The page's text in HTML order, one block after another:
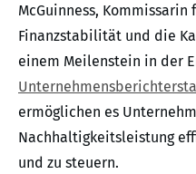
McGuinness,
Finanzstabilität und die
einem Meilenstein in der
ermöglichen es
Nachhaltigkeitsleistung
und zu steuern.